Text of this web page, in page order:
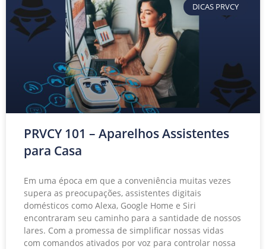
DICAS PRVCY
PRVCY 101 – Aparelhos Assistentes
para Casa
Em uma época em que a conveniência muitas vezes
supera as preocupações, assistentes digitais
domésticos como Alexa, Google Home e Siri
encontraram seu caminho para a santidade de nossos
lares. Com a promessa de simplificar nossas vidas
com comandos ativados por voz para controlar nossa